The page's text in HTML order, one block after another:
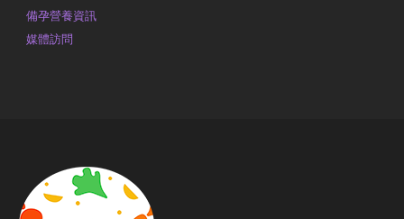
備孕營養資訊
媒體訪問